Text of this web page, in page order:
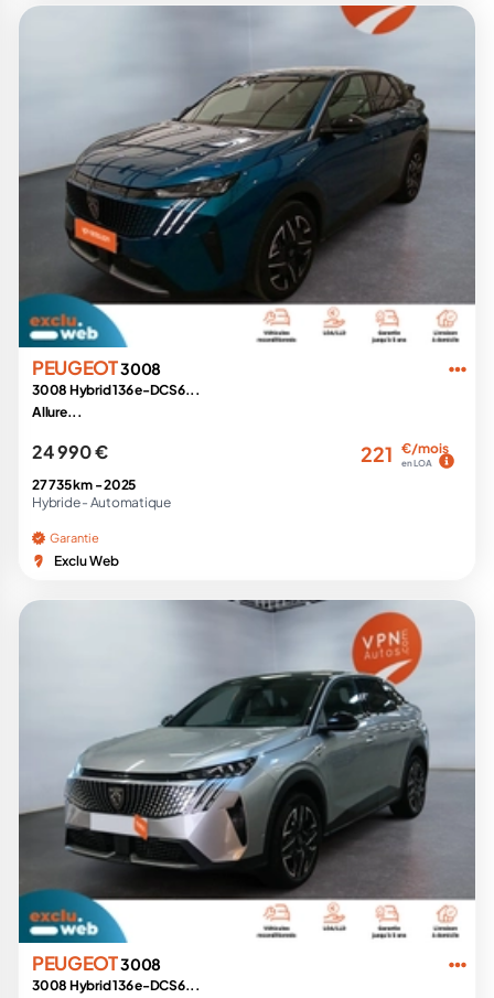
PEUGEOT3008
3008 Hybrid 136 e-DCS6...
Allure...
24 990 € 221 €/mois
en LOA
27 735 km -2025
Hybride - Automatique
Garantie
Exclu Web
PEUGEOT3008
3008 Hybrid 136 e-DCS6...